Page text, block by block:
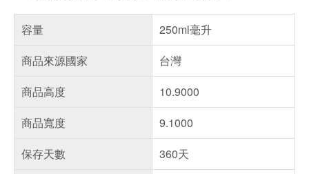
容量
250ml毫升
商品來源國家
台灣
商品高度
10.9000
商品寬度
9.1000
保存天數
360天